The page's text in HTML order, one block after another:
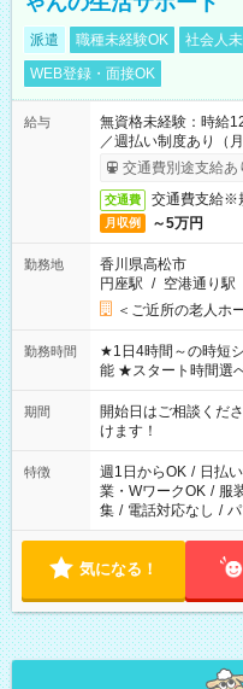
派遣 職種未経験OK 社会人
WEB登録・面接OK
給与
無資格未経験：時給
／週払い制度あり（
了次第のお支払いと
交通費別途支給あ
交通費 交通費支給※
月収例 ～5万円
勤務地
香川県高松市
円座駅 / 空港通り駅
＜ご近所の老人ホ
勤務時間
★1日4時間～の時短シフトOK ★もちろんフル
能 ★スタート時間選
20:00 など 残業なし！ ※Wワークの場合、他のお仕事と合
週40時間超の就業は
間以上勤務は社会保
（日雇い派遣の原則
案内が難しい場合が
期間
開始日はご相談くだ
けます！
特徴 週1日からOK / 日払
業・WワークOK / 服
集 / 電話対応なし /
気になる！